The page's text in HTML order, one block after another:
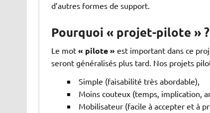
d’autres formes de support.
Pourquoi « projet-pilote » ?
Le mot « pilote » est important dans ce
seront généralisés plus tard. Nos projets
Simple (faisabilité très abordable),
Moins couteux (temps, implication,
Mobilisateur (facile à accepter et à